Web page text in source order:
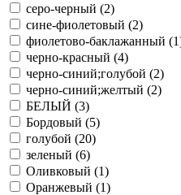
серо-черный (2)
сине-фиолетовый (2)
фиолетово-баклажанный (1
черно-красный (4)
черно-синий;голубой (2)
черно-синий;желтый (2)
БЕЛЫЙ (3)
Бордовый (5)
голубой (20)
зеленый (6)
Оливковый (1)
Оранжевый (1)